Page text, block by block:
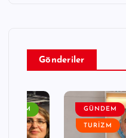
Gönderiler
GÜNDEM
TURIZM